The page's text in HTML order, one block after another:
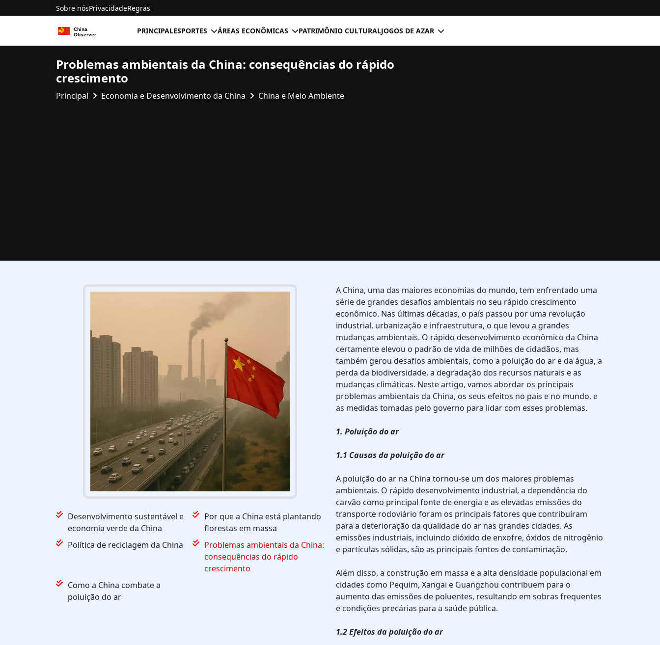
Sobre nósPrivacidadeRegras
PRINCIPALESPORTES ÁREAS ECONÔMICAS PATRIMÔNIO CULTURALJOGOS DE AZAR
Problemas ambientais da China: consequências do rápido
crescimento
Principal Economia e Desenvolvimento da China China e Meio Ambiente
Desenvolvimento sustentável e
economia verde da China
Por que a China está plantando
florestas em massa
Política de reciclagem da China
Problemas ambientais da China:
consequências do rápido
crescimento
Como a China combate a
poluição do ar
A China, uma das maiores economias do mundo, tem enfrentado uma
série de grandes desafios ambientais no seu rápido crescimento
econômico. Nas últimas décadas, o país passou por uma revolução
industrial, urbanização e infraestrutura, o que levou a grandes
mudanças ambientais. O rápido desenvolvimento econômico da China
certamente elevou o padrão de vida de milhões de cidadãos, mas
também gerou desafios ambientais, como a poluição do ar e da água, a
perda da biodiversidade, a degradação dos recursos naturais e as
mudanças climáticas. Neste artigo, vamos abordar os principais
problemas ambientais da China, os seus efeitos no país e no mundo, e
as medidas tomadas pelo governo para lidar com esses problemas.
1. Poluição do ar
1.1 Causas da poluição do ar
A poluição do ar na China tornou-se um dos maiores problemas
ambientais. O rápido desenvolvimento industrial, a dependência do
carvão como principal fonte de energia e as elevadas emissões do
transporte rodoviário foram os principais fatores que contribuíram
para a deterioração da qualidade do ar nas grandes cidades. As
emissões industriais, incluindo dióxido de enxofre, óxidos de nitrogênio
e partículas sólidas, são as principais fontes de contaminação.
Além disso, a construção em massa e a alta densidade populacional em
cidades como Pequim, Xangai e Guangzhou contribuem para o
aumento das emissões de poluentes, resultando em sobras frequentes
e condições precárias para a saúde pública.
1.2 Efeitos da poluição do ar